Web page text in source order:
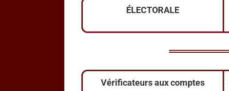
ÉLECTORALE
Vérificateurs aux comptes